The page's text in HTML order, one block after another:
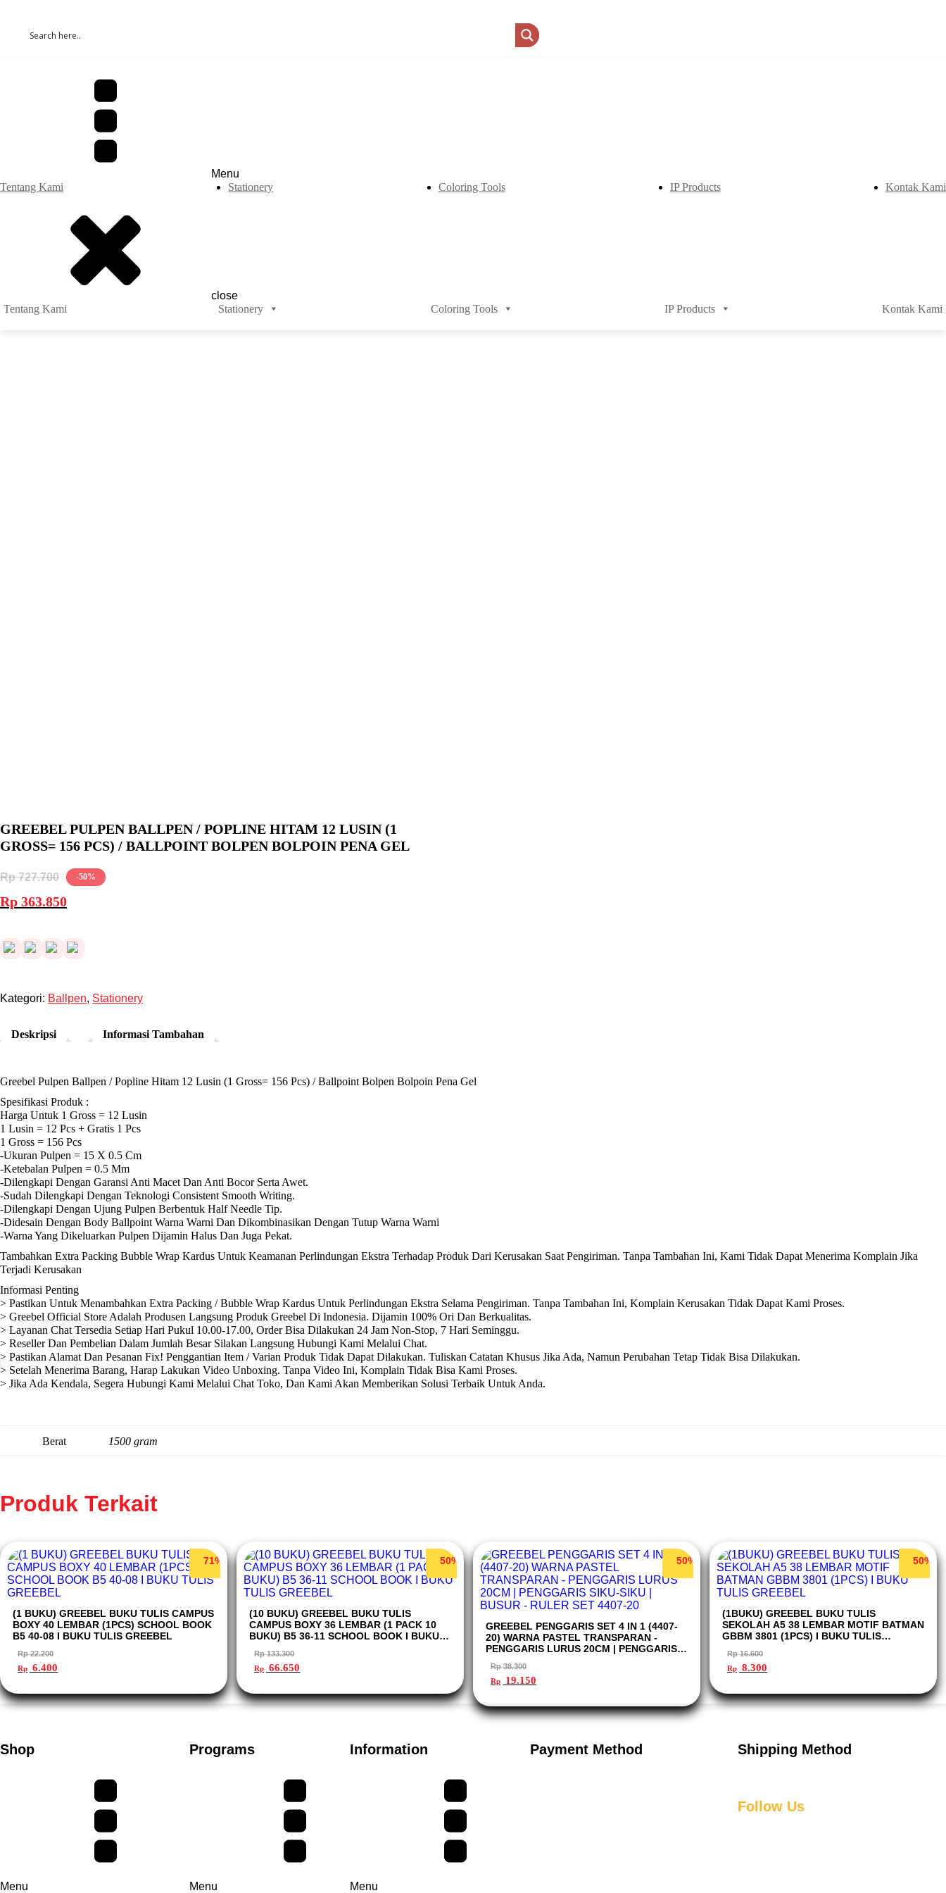
Menu
Tentang Kami
Stationery Coloring Tools IP Products Kontak Kami
close
Tentang Kami
Stationery Coloring Tools IP Products Kontak Kami
GREEBEL PULPEN BALLPEN / POPLINE HITAM 12 LUSIN (1
GROSS= 156 PCS) / BALLPOINT BOLPEN BOLPOIN PENA GEL
-50%
Rp727.700
Harga
aslinya
Rp 363.850Harga
saat
Rp 363.850.
Kategori: Ballpen, Stationery
Deskripsi Informasi Tambahan
Greebel Pulpen Ballpen / Popline Hitam 12 Lusin (1 Gross= 156 Pcs) / Ballpoint Bolpen Bolpoin Pena Gel
Spesifikasi Produk :
Harga Untuk 1 Gross = 12 Lusin
1 Lusin = 12 Pcs + Gratis 1 Pcs
1 Gross = 156 Pcs
-Ukuran Pulpen = 15 X 0.5 Cm
-Ketebalan Pulpen = 0.5 Mm
-Dilengkapi Dengan Garansi Anti Macet Dan Anti Bocor Serta Awet.
-Sudah Dilengkapi Dengan Teknologi Consistent Smooth Writing.
-Dilengkapi Dengan Ujung Pulpen Berbentuk Half Needle Tip.
-Didesain Dengan Body Ballpoint Warna Warni Dan Dikombinasikan Dengan Tutup Warna Warni
-Warna Yang Dikeluarkan Pulpen Dijamin Halus Dan Juga Pekat.
Tambahkan Extra Packing Bubble Wrap Kardus Untuk Keamanan Perlindungan Ekstra Terhadap Produk Dari Kerusakan Saat Pengiriman. Tanpa Tambahan Ini, Kami Tidak Dapat Menerima Komplain Jika
Terjadi Kerusakan
Informasi Penting
> Pastikan Untuk Menambahkan Extra Packing / Bubble Wrap Kardus Untuk Perlindungan Ekstra Selama Pengiriman. Tanpa Tambahan Ini, Komplain Kerusakan Tidak Dapat Kami Proses.
> Greebel Official Store Adalah Produsen Langsung Produk Greebel Di Indonesia. Dijamin 100% Ori Dan Berkualitas.
> Layanan Chat Tersedia Setiap Hari Pukul 10.00-17.00, Order Bisa Dilakukan 24 Jam Non-Stop, 7 Hari Seminggu.
> Reseller Dan Pembelian Dalam Jumlah Besar Silakan Langsung Hubungi Kami Melalui Chat.
> Pastikan Alamat Dan Pesanan Fix! Penggantian Item / Varian Produk Tidak Dapat Dilakukan. Tuliskan Catatan Khusus Jika Ada, Namun Perubahan Tetap Tidak Bisa Dilakukan.
> Setelah Menerima Barang, Harap Lakukan Video Unboxing. Tanpa Video Ini, Komplain Tidak Bisa Kami Proses.
> Jika Ada Kendala, Segera Hubungi Kami Melalui Chat Toko, Dan Kami Akan Memberikan Solusi Terbaik Untuk Anda.
Berat 1500 gram
Produk Terkait
71%
(1 BUKU) GREEBEL BUKU TULIS CAMPUS
BOXY 40 LEMBAR (1PCS) SCHOOL BOOK
B5 40-08 I BUKU TULIS GREEBEL
Rp22.200
aslinya
Rp 6.400saat
Rp 6.400.
50%
(10 BUKU) GREEBEL BUKU TULIS
CAMPUS BOXY 36 LEMBAR (1 PACK 10
BUKU) B5 36-11 SCHOOL BOOK I BUKU
Rp133.300
aslinya
Rp 66.650saat
Rp 66.650.
50%
GREEBEL PENGGARIS SET 4 IN 1 (4407-
20) WARNA PASTEL TRANSPARAN -
PENGGARIS LURUS 20CM | PENGGARIS
Rp38.300
aslinya
Rp 19.150saat
Rp 19.150.
50%
(1BUKU) GREEBEL BUKU TULIS
SEKOLAH A5 38 LEMBAR MOTIF BATMAN
GBBM 3801 (1PCS) I BUKU TULIS
Rp16.600
aslinya
Rp 8.300saat
Rp 8.300.
Shop
Menu
Programs
Menu
Information
Menu
Payment Method Shipping Method
Follow Us